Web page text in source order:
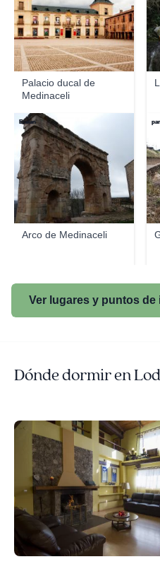
Palacio ducal de
Medinaceli
Arco de Medinaceli
Ecelan
Ver lugares y puntos de
Dónde dormir en